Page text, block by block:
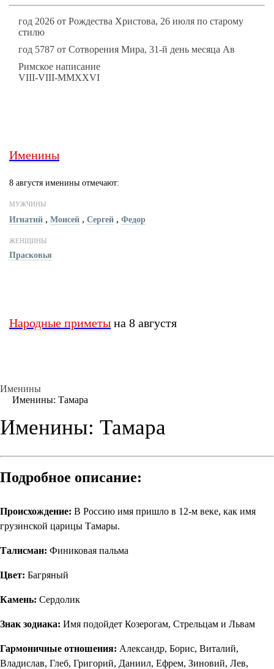
год 2026 от Рождества Христова, 26 июля по старому
стилю
год 5787 от Сотворения Мира, 31-й день месяца Ав
Римское написание
VIII-VIII-MMXXVI
Именины
8 августя именины отмечают:
МУЖЧИНЫ
Игнатий , Моисей , Сергей , Федор
ЖЕНЩИНЫ
Прасковья
Народные приметы на 8 августя
Именины
Именины: Тамара
Именины: Тамара
Подробное описание:
Происхождение: В Россию имя пришло в 12-м веке, как имя
грузинской царицы Тамары.
Талисман: Финиковая пальма
Цвет: Багряный
Камень: Сердолик
Знак зодиака: Имя подойдет Козерогам, Стрельцам и Львам
Гармоничные отношения: Александр, Борис, Виталий,
Владислав, Глеб, Григорий, Даниил, Ефрем, Зиновий, Лев,